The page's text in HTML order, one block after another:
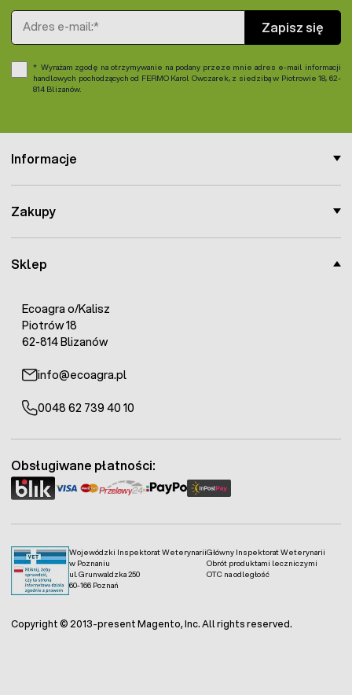
Sklep
Ecoagra o/Kalisz
Piotrów 18
62-814 Blizanów
info@ecoagra.pl
0048 62 739 40 10
Informacje
Zakupy
Adres e-mail
Zapisz się
Wyrażam zgodę na otrzymywanie na podany przeze mnie adres e-mail informacji
handlowych pochodzących od FERMO Karol Owczarek, z siedzibą w Piotrowie 18, 62-
814 Blizanów.
Wojewódzki Inspektorat Weterynarii
w Poznaniu
ul. Grunwaldzka 250
60-166 Poznań
Główny Inspektorat Weterynarii
Obrót produktami leczniczymi
OTC na odległość
Obsługiwane płatności:
Copyright © 2013-present Magento, Inc. All rights reserved.